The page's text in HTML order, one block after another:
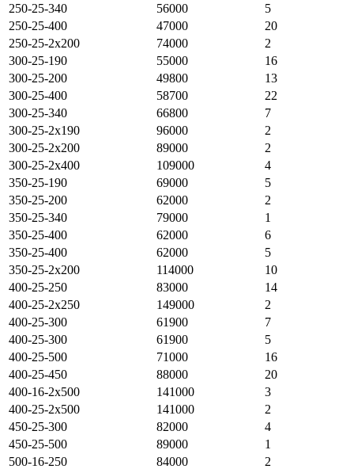
250-25-340
56000
5
250-25-400
47000
20
250-25-2х200
74000
2
300-25-190
55000
16
300-25-200
49800
13
300-25-400
58700
22
300-25-340
66800
7
300-25-2х190
96000
2
300-25-2х200
89000
2
300-25-2х400
109000
4
350-25-190
69000
5
350-25-200
62000
2
350-25-340
79000
1
350-25-400
62000
6
350-25-400
62000
5
350-25-2х200
114000
10
400-25-250
83000
14
400-25-2х250
149000
2
400-25-300
61900
7
400-25-300
61900
5
400-25-500
71000
16
400-25-450
88000
20
400-16-2х500
141000
3
400-25-2х500
141000
2
450-25-300
82000
4
450-25-500
89000
1
500-16-250
84000
2